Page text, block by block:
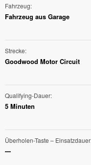
Fahrzeug
Fahrzeug aus Garage
Strecke
Goodwood Motor Circuit
Qualifying-Dauer
5 Minuten
Überholen-Taste – Einsatzdauer
---